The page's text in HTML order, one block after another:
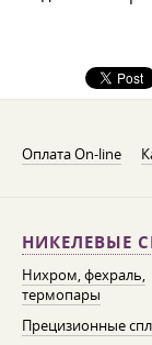
Оплата On-line
НИКЕЛЕВЫЕ
Нихром, фехраль,
термопары
Прецизионные